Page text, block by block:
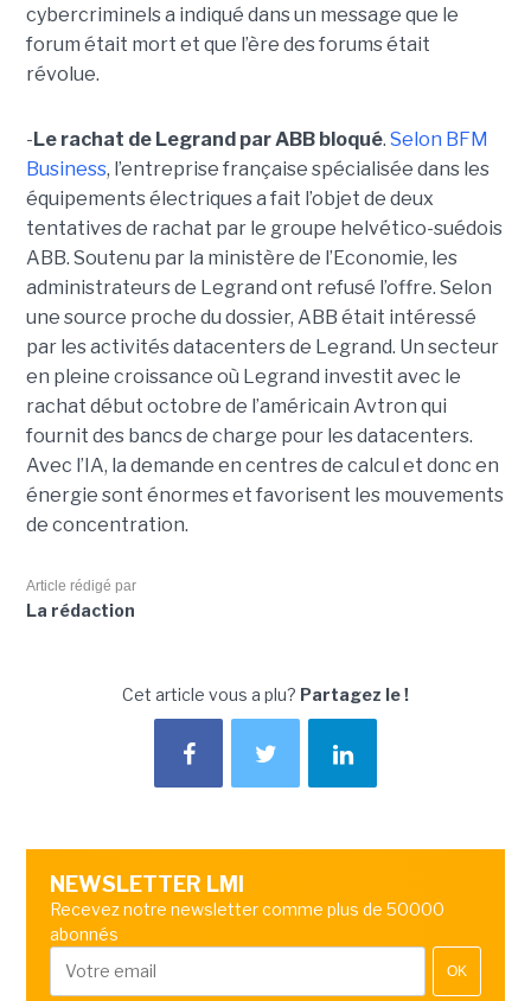
cybercriminels a indiqué dans un message que le
forum était mort et que l’ère des forums était
révolue.
- Le rachat de Legrand par ABB bloqué. Selon BFM
Business, l’entreprise française spécialisée dans les
équipements électriques a fait l’objet de deux
tentatives de rachat par le groupe helvético-suédois
ABB. Soutenu par la ministère de l’Economie, les
administrateurs de Legrand ont refusé l’offre. Selon
une source proche du dossier, ABB était intéressé
par les activités datacenters de Legrand. Un secteur
en pleine croissance où Legrand investit avec le
rachat début octobre de l’américain Avtron qui
fournit des bancs de charge pour les datacenters.
Avec l’IA, la demande en centres de calcul et donc en
énergie sont énormes et favorisent les mouvements
de concentration.
Article rédigé par
La rédaction
Cet article vous a plu? Partagez le !
NEWSLETTER LMI
Recevez notre newsletter comme plus de 50000
abonnés
OK